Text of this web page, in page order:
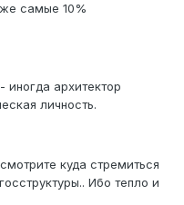
самые 10%
архитектор
личность.
куда стремиться
Ибо тепло и